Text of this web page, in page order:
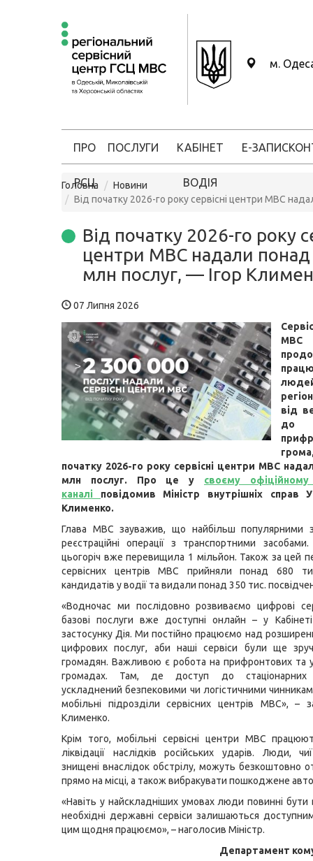
м.
ПРО
РСЦ
ПОСЛУГИ КАБІНЕТ
ВОДІЯ
Е-ЗАПИС
Головна
Новини
Від початку 2026-го року сервісні центри МВС
Від початку 2026-го року
центри МВС надали понад
млн послуг, — Ігор
07 Липня 2026
МВС
від
до
початку 2026-го року сервісні центри МВС
млн послуг. Про це у своєму
каналі
повідомив Міністр внутрішніх справ
Клименко.
Глава МВС зауважив, що найбільш популярними
реєстраційні операції з транспортними засобами.
цьогоріч вже перевищила 1 мільйон. Також за цей
сервісних центрів МВС прийняли понад 680
кандидатів у водії та видали понад 350 тис.
«Водночас ми послідовно розвиваємо цифрові
базові послуги вже доступні онлайн – у
застосунку Дія. Ми постійно працюємо над
цифрових послуг, аби наші сервіси були ще
громадян. Важливою є робота на прифронтових та
громадах. Там, де доступ до стаціонарних
ускладнений безпековими чи логістичними
мобільні підрозділи сервісних центрів МВС», –
Клименко.
Крім того, мобільні сервісні центри МВС
ліквідації наслідків російських ударів. Люди,
знищені внаслідок обстрілу, можуть безкоштовно
прямо на місці, а також вибракувати пошкоджене
«Навіть у найскладніших умовах люди повинні бути
необхідні державні сервіси залишаються
цим щодня працюємо», – наголосив Міністр.
Департамент